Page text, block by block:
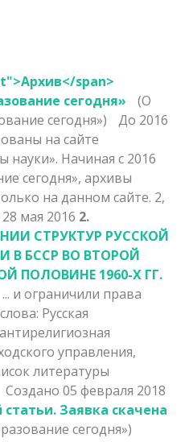
span>
сегодня»
(О
сегодня»)
До 2016
на сайте
науки». Начиная с 2016
сегодня», архивы
на данном сайте. 2,
мая 2016 2.
СТРУКТУР РУССКОЙ
В БССР ВО ВТОРОЙ
ПОЛОВИНЕ 1960-Х ГГ.
... и ограничили права
Русская
управления,
литературы
Создано 05 февраля 2018
Заявка скачена
сегодня»)